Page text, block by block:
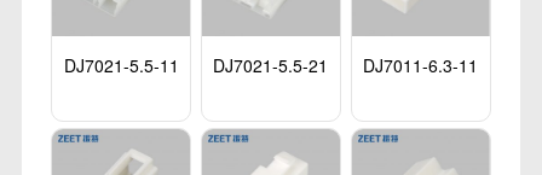
DJ7021-5.5-11 DJ7021-5.5-21 DJ7011-6.3-11